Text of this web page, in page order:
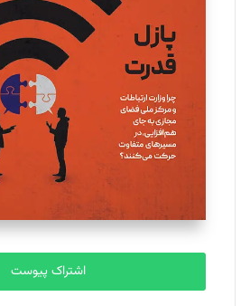
یسنا امان‌پور
تحریریه
ملینا جعفری
تحریریه
مصطفی مسجدی آرانی
تحریریه
بابک نقاش
اشتراک پیوست